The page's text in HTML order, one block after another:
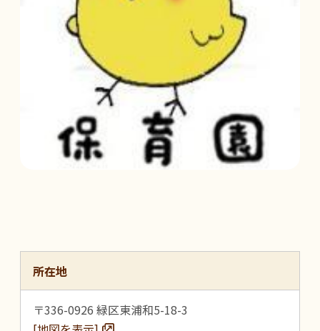
所在地
〒336-0926 緑区東浦和5-18-3